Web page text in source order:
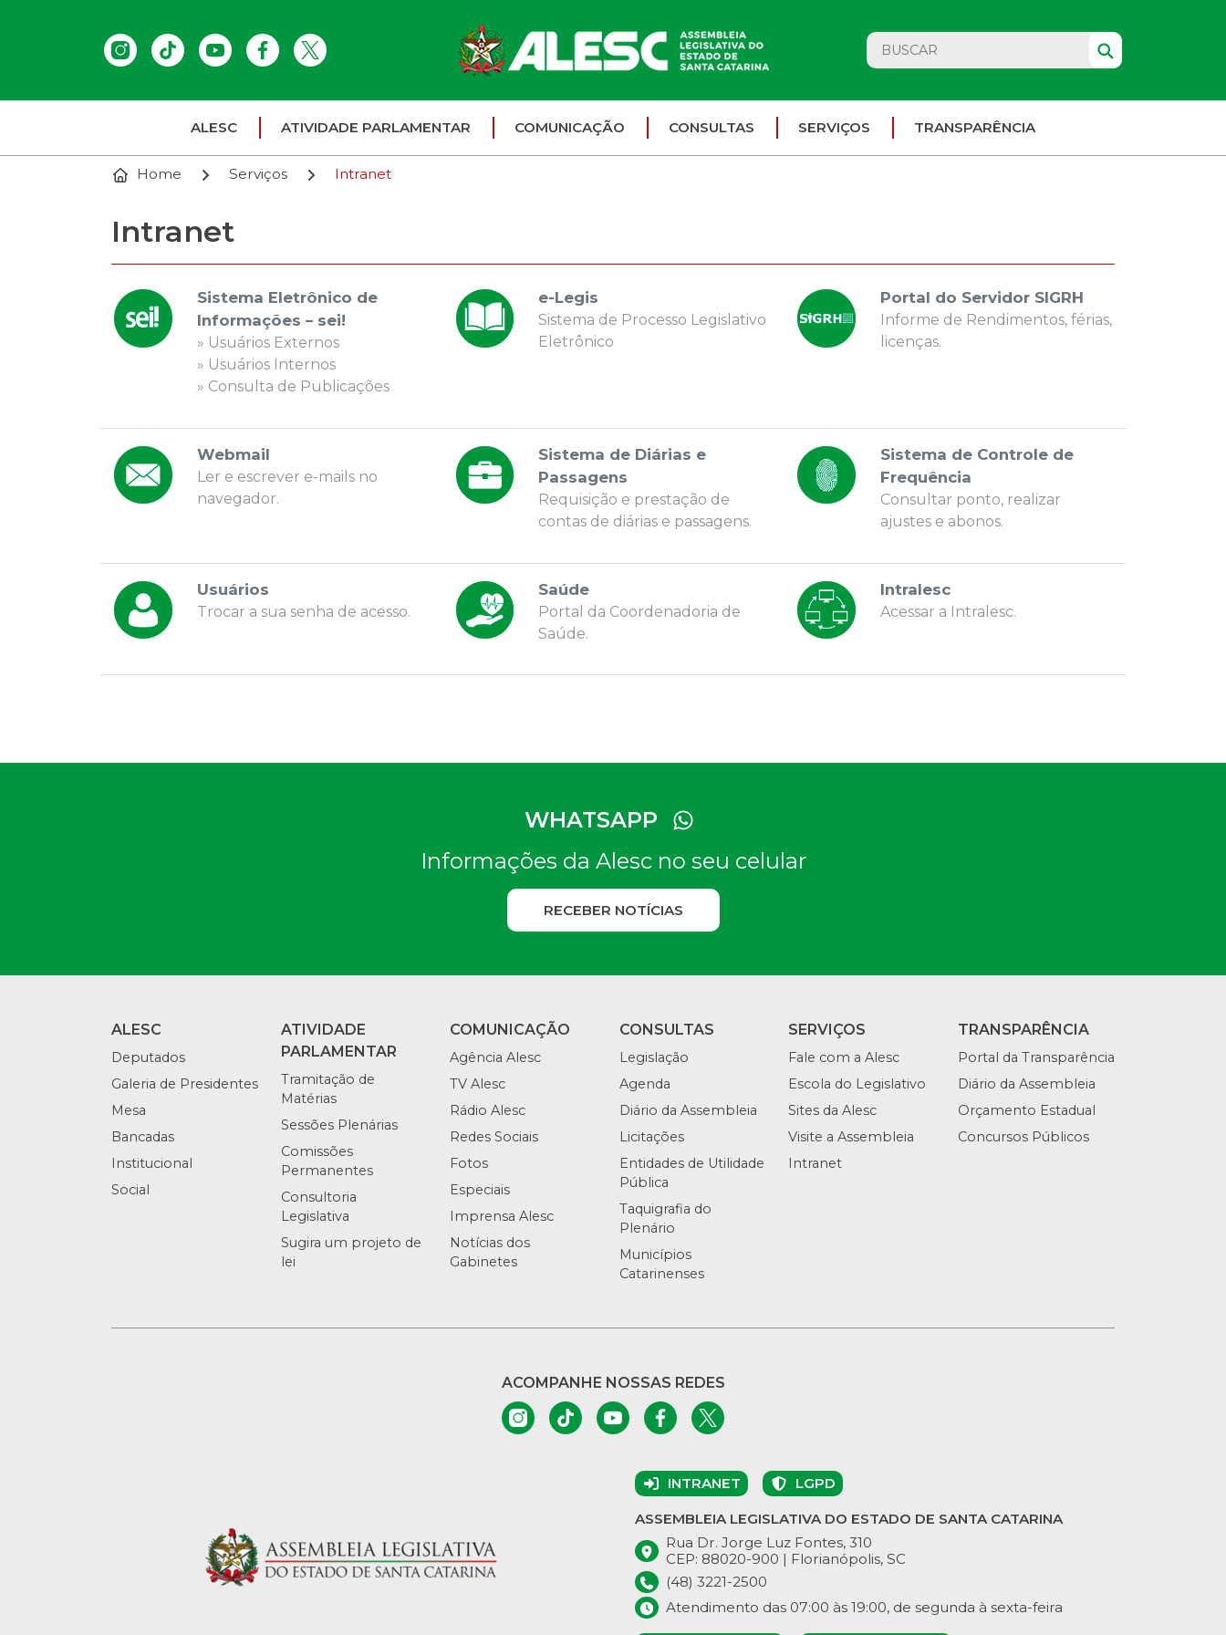
ALESC ATIVIDADE PARLAMENTAR COMUNICAÇÃO CONSULTAS SERVIÇOS TRANSPARÊNCIA
Home Serviços Intranet
Intranet
Sistema Eletrônico de
Informações – sei!
» Usuários Externos
» Usuários Internos
» Consulta de Publicações
e-Legis
Sistema de Processo Legislativo
Eletrônico
Portal do Servidor SIGRH
Informe de Rendimentos, férias,
licenças.
Webmail
Ler e escrever e-mails no
navegador.
Sistema de Diárias e
Passagens
Requisição e prestação de
contas de diárias e passagens.
Sistema de Controle de
Frequência
Consultar ponto, realizar
ajustes e abonos.
Usuários
Trocar a sua senha de acesso.
Saúde
Portal da Coordenadoria de
Saúde.
Intralesc
Acessar a Intralesc.
WHATSAPP
Informações da Alesc no seu celular
RECEBER NOTÍCIAS
ALESC
Deputados
Galeria de Presidentes
Mesa
Bancadas
Institucional
Social
ATIVIDADE
PARLAMENTAR
Tramitação de
Matérias
Sessões Plenárias
Comissões
Permanentes
Consultoria
Legislativa
Sugira um projeto de
lei
COMUNICAÇÃO
Agência Alesc
TV Alesc
Rádio Alesc
Redes Sociais
Fotos
Especiais
Imprensa Alesc
Notícias dos
Gabinetes
CONSULTAS
Legislação
Agenda
Diário da Assembleia
Licitações
Entidades de Utilidade
Pública
Taquigrafia do
Plenário
Municípios
Catarinenses
SERVIÇOS
Fale com a Alesc
Escola do Legislativo
Sites da Alesc
Visite a Assembleia
Intranet
TRANSPARÊNCIA
Portal da Transparência
Diário da Assembleia
Orçamento Estadual
Concursos Públicos
ACOMPANHE NOSSAS REDES
INTRANET LGPD
ASSEMBLEIA LEGISLATIVA DO ESTADO DE SANTA CATARINA
Rua Dr. Jorge Luz Fontes, 310
CEP: 88020-900 | Florianópolis, SC
(48) 3221-2500
Atendimento das 07:00 às 19:00, de segunda à sexta-feira